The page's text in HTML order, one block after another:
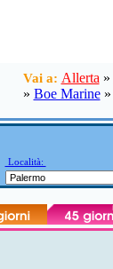
Vai a: Allerta »
» Boe Marine»
Località: